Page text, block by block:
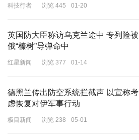
科技行者 浏览 445 01-20
英国防大臣称访乌克兰途中 专列险被
俄“榛树”导弹命中
红星新闻 浏览 377 01-14
德黑兰传出防空系统拦截声 以宣称考
虑恢复对伊军事行动
极目新闻 浏览 238 05-01